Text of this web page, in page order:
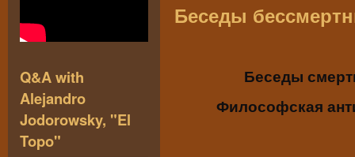
Беседы
Беседы
Философская
Q&A with
Alejandro
Jodorowsky, "El
Topo"